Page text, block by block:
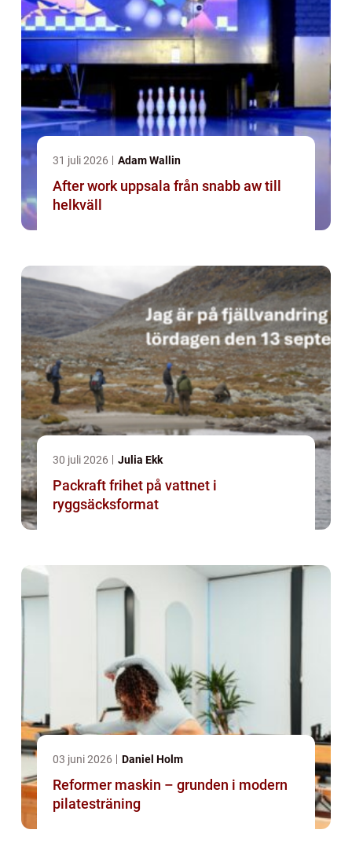
31 juli 2026 Adam Wallin
After work uppsala från snabb aw till
helkväll
30 juli 2026 Julia Ekk
Packraft frihet på vattnet i
ryggsäcksformat
03 juni 2026 Daniel Holm
Reformer maskin – grunden i modern
pilatesträning